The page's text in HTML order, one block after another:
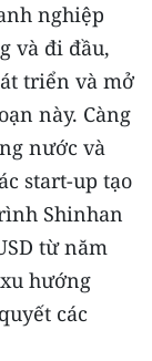
nghiệp
và đi đầu,
triển và mở
này. Càng
nước và
start-up tạo
Shinhan
từ năm
hướng
các